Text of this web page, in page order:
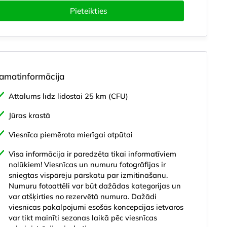
Pieteikties
Attālums līdz lidostai 25 km (CFU)
Jūras krastā
Viesnīca piemērota mierīgai atpūtai
Visa informācija ir paredzēta tikai informatīviem
nolūkiem! Viesnīcas un numuru fotogrāfijas ir
sniegtas vispārēju pārskatu par izmitināšanu.
Numuru fotoattēli var būt dažādas kategorijas un
var atšķirties no rezervētā numura. Dažādi
viesnīcas pakalpojumi esošās koncepcijas ietvaros
var tikt mainīti sezonas laikā pēc viesnīcas